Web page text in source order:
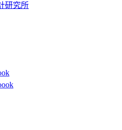
研究所